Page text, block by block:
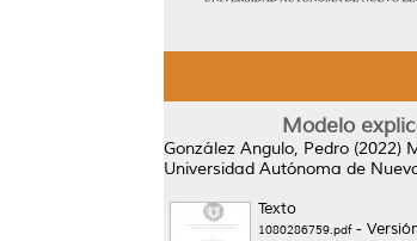
Modelo
González Angulo, Pedro (2022)
Universidad Autónoma de
Texto
1080286759.pdf-